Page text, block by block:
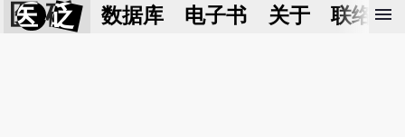
医 砭 数据库 电子书 关于 联络我
menu